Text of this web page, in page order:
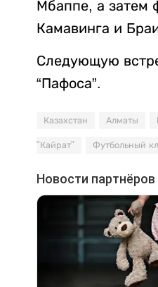
Мбаппе, а затем
Камавинга и
Следующую
“Пафоса”.
Казахстан Алматы
"Кайрат" Футбольный